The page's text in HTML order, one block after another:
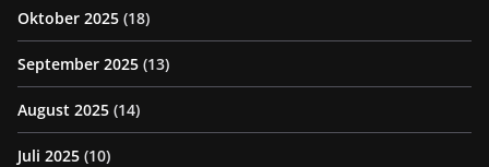
Oktober 2025 (18)
September 2025 (13)
August 2025 (14)
Juli 2025 (10)